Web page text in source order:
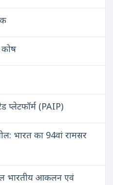
प्लेटफॉर्म (PAIP)
भारत का 94वां रामसर
भारतीय आकलन एवं